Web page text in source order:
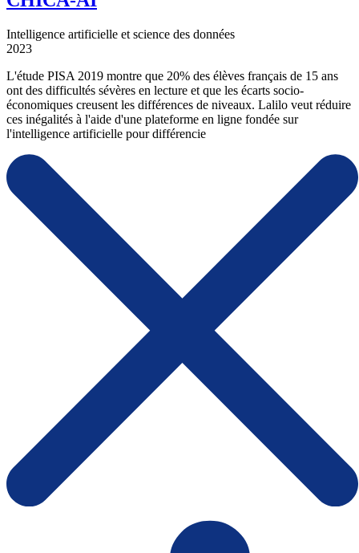
Intelligence artificielle et science des données
2023
L'étude PISA 2019 montre que 20% des élèves français de 15 ans
ont des difficultés sévères en lecture et que les écarts socio-
économiques creusent les différences de niveaux. Lalilo veut réduire
ces inégalités à l'aide d'une plateforme en ligne fondée sur
l'intelligence artificielle pour différencie